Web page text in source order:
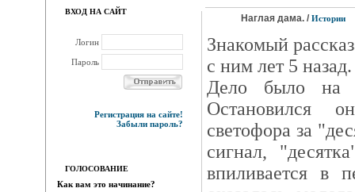
ВХОД НА САЙТ
Логин
Пароль
Регистрация на сайте!
Забыли пароль?
ГОЛОСОВАНИЕ
Как вам это начинание?
Наглая дама. / Истории
Знакомый
с ним лет 5 назад.
Дело было на
Остановился
светофора за
сигнал,
впиливается в